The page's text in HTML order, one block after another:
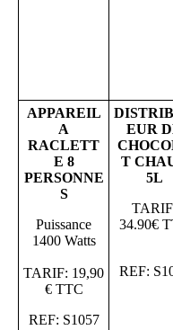
APPAREIL
A
RACLETT
E 8
PERSONNE
S
Puissance
1400 Watts
TARIF: 19,90
€ TTC
REF: S1057
EUR
T
5L
34.90€
REF: